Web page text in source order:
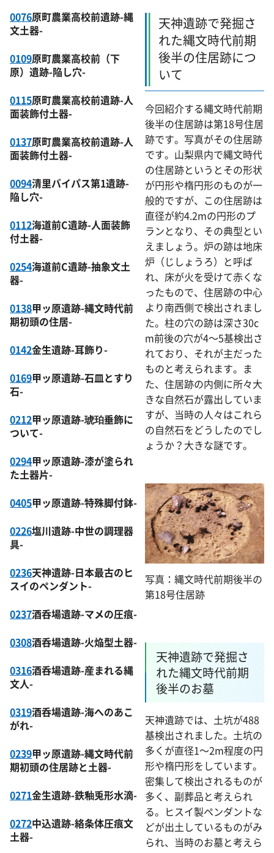
0076原町農業高校前遺跡-縄
文土器-
0109原町農業高校前（下
原）遺跡-陥し穴-
0115原町農業高校前遺跡-人
面装飾付土器-
0137原町農業高校前遺跡-人
面装飾付土器-
0094清里バイパス第1遺跡-
陥し穴-
0112海道前C遺跡-人面装飾
付土器-
0254海道前C遺跡-抽象文土
器-
0138甲ッ原遺跡-縄文時代前
期初頭の住居-
0142金生遺跡-耳飾り-
0169甲ッ原遺跡-石皿とすり
石-
0212甲ッ原遺跡-琥珀垂飾に
ついて-
0294甲ッ原遺跡-漆が塗られ
た土器片-
0405甲ッ原遺跡-特殊脚付鉢-
0226塩川遺跡-中世の調理器
具-
0236天神遺跡-日本最古のヒ
スイのペンダント-
0237酒呑場遺跡-マメの圧痕-
0308酒呑場遺跡-火焔型土器-
0316酒呑場遺跡-産まれる縄
文人-
0319酒呑場遺跡-海へのあこ
がれ-
0239甲ッ原遺跡-縄文時代前
期初頭の住居跡と土器-
0271金生遺跡-鉄釉兎形水滴-
0272中込遺跡-絡条体圧痕文
土器-
天神遺跡で発掘さ
れた縄文時代前期
後半の住居跡につ
いて
今回紹介する縄文時代前期
後半の住居跡は第18号住居
跡です。写真がその住居跡
です。山梨県内で縄文時代
の住居跡というとその形状
が円形や楕円形のものが一
般的ですが、この住居跡は
直径が約4.2mの円形のプ
ランとなり、その典型とい
えましょう。炉の跡は地床
炉（じしょうろ）と呼ば
れ、床が火を受けて赤くな
ったもので、住居跡の中心
より南西側で検出されまし
た。柱の穴の跡は深さ30c
m前後の穴が4～5基検出さ
れており、それが主だった
ものと考えられます。ま
た、住居跡の内側に所々大
きな自然石が露出していま
すが、当時の人々はこれら
の自然石をどうしたのでし
ょうか？大きな謎です。
写真：縄文時代前期後半の
第18号住居跡
天神遺跡で発掘さ
れた縄文時代前期
後半のお墓
天神遺跡では、土坑が488
基検出されました。土坑の
多くが直径1～2m程度の円
形や楕円形をしています。
密集して検出されるものが
多く、副葬品と考えられ
る。ヒスイ製ペンダントな
どが出土しているものがみ
られ、当時のお墓と考えら